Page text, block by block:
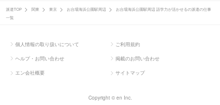
派遣TOP 関東 東京 お台場海浜公園駅周辺
お台場海浜公園駅周辺 語学力が活かせるの派遣の仕事
一覧
個人情報の取り扱いについて ご利用規約
ヘルプ・お問い合わせ 掲載のお問い合わせ
エン会社概要 サイトマップ
Copyright © en Inc.